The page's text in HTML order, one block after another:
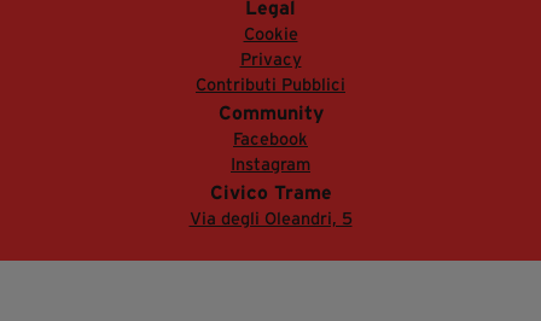
Legal
Cookie
Privacy
Contributi Pubblici
Community
Facebook
Instagram
Civico Trame
Via degli Oleandri, 5